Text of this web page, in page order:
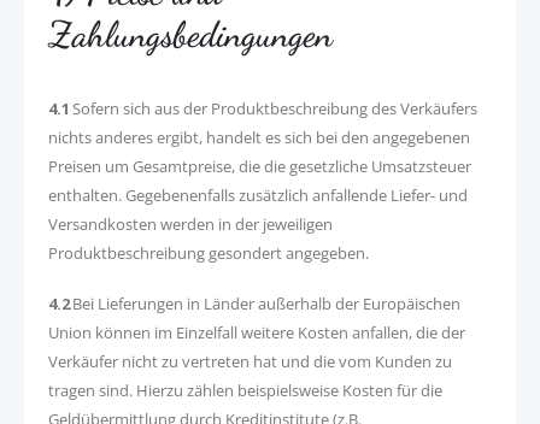
Zahlungsbedingungen
4.1 Sofern sich aus der Produktbeschreibung des Verkäufers
nichts anderes ergibt, handelt es sich bei den angegebenen
Preisen um Gesamtpreise, die die gesetzliche Umsatzsteuer
enthalten. Gegebenenfalls zusätzlich anfallende Liefer- und
Versandkosten werden in der jeweiligen
Produktbeschreibung gesondert angegeben.
4.2Bei Lieferungen in Länder außerhalb der Europäischen
Union können im Einzelfall weitere Kosten anfallen, die der
Verkäufer nicht zu vertreten hat und die vom Kunden zu
tragen sind. Hierzu zählen beispielsweise Kosten für die
Geldübermittlung durch Kreditinstitute (z.B.